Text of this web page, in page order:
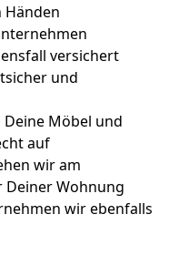
Händen
versichert
und
Möbel und
auf
wir am
Deiner Wohnung
wir ebenfalls